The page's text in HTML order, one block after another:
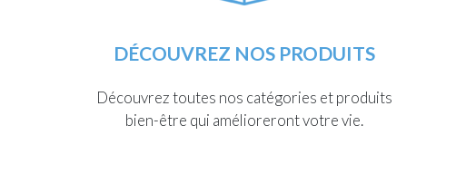
DÉCOUVREZ NOS PRODUITS
Découvrez toutes nos catégories et produits
bien-être qui amélioreront votre vie.